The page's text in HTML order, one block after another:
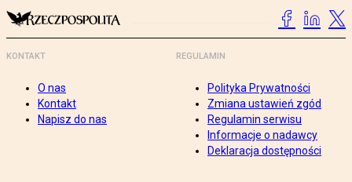
KONTAKT
O nas
Kontakt
Napisz do nas
REGULAMIN
Polityka Prywatności
Zmiana ustawień zgód
Regulamin serwisu
Informacje o nadawcy
Deklaracja dostępności